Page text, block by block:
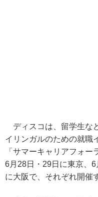
ディスコは、留学生な
イリンガルのための就職
「サマーキャリアフォー
6月28日・29日に東京、6
に大阪で、それぞれ開催